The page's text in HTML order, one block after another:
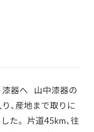
漆器へ 山中漆器の
、産地まで取りに
た。 片道45km、往